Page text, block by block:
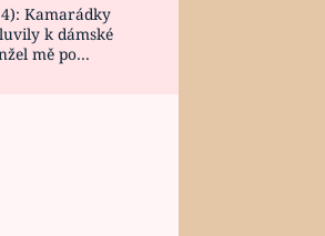
Kamarádky
k dámské
mě po